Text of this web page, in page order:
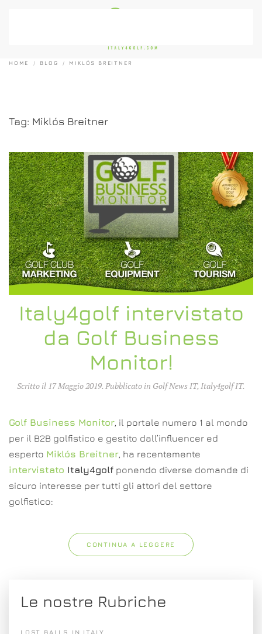
HOME BLOG MIKLÓS BREITNER
Tag: Miklós Breitner
Italy4golf intervistato
da Golf Business
Monitor!
Scritto il 17 Maggio 2019. Pubblicato in Golf News IT,Italy4golf IT.
Golf Business Monitor, il portale numero 1 al mondo
per il B2B golfistico e gestito dall’influencer ed
esperto Miklós Breitner, ha recentemente
intervistato Italy4golf ponendo diverse domande di
sicuro interesse per tutti gli attori del settore
golfistico:
CONTINUA A LEGGERE
Le nostre Rubriche
LOST BALLS IN ITALY